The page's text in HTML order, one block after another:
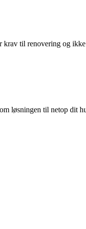
krav til renovering og
løsningen til netop dit